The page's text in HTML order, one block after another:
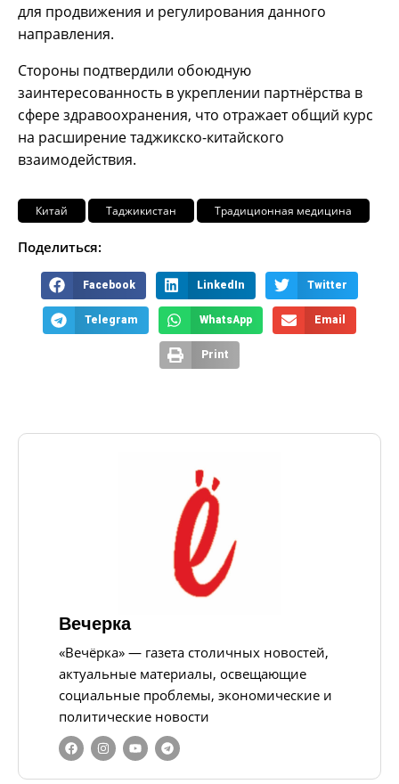
для продвижения и регулирования данного
направления.
Стороны подтвердили обоюдную
заинтересованность в укреплении партнёрства в
сфере здравоохранения, что отражает общий курс
на расширение таджикско-китайского
взаимодействия.
Китай Таджикистан Традиционная медицина
Поделиться:
Facebook LinkedIn Twitter
Telegram WhatsApp Email
Print
Вечерка
«Вечёрка» — газета столичных новостей,
актуальные материалы, освещающие
социальные проблемы, экономические и
политические новости